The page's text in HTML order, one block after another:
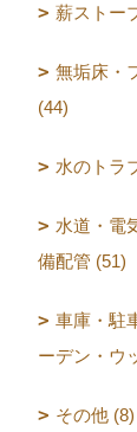
薪ストー
無垢床・
(44)
水のトラ
水道・電
備配管 (51)
車庫・駐
ーデン・ウ
その他 (8)